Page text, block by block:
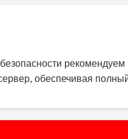
рекомендуем
обеспечивая